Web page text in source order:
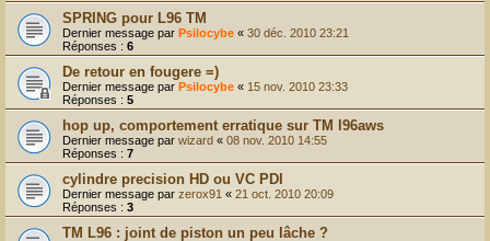
SPRING pour L96 TM
Dernier message par Psilocybe « 30 déc. 2010 23:21
Réponses : 6
De retour en fougere =)
Dernier message par Psilocybe « 15 nov. 2010 23:33
Réponses : 5
hop up, comportement erratique sur TM l96aws
Dernier message par wizard « 08 nov. 2010 14:55
Réponses : 7
cylindre precision HD ou VC PDI
Dernier message par zerox91 « 21 oct. 2010 20:09
Réponses : 3
TM L96 : joint de piston un peu lâche ?